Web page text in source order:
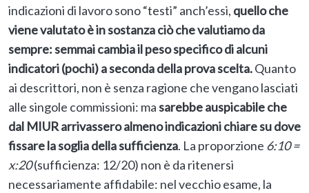
indicazioni di lavoro sono “testi” anch’essi, quello che
viene valutato è in sostanza ciò che valutiamo da
sempre: semmai cambia il peso specifico di alcuni
indicatori (pochi) a seconda della prova scelta.Quanto
ai descrittori, non è senza ragione che vengano lasciati
alle singole commissioni: masarebbe auspicabile che
dal MIUR arrivassero almeno indicazioni chiare su dove
fissare la soglia della sufficienza. La proporzione 6:10 =
x:20(sufficienza: 12/20) non è da ritenersi
necessariamente affidabile: nel vecchio esame, la